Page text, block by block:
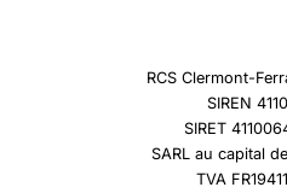
RCS Clermont-
SIREN
SIRET
SARL au capital
TVA